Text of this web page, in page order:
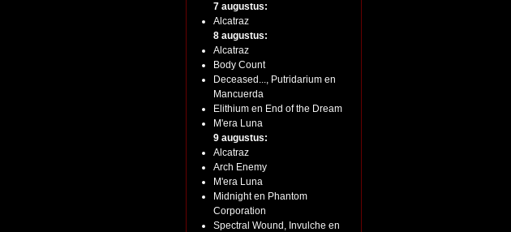
7 augustus:
Alcatraz
8 augustus:
Alcatraz
Body Count
Deceased..., Putridarium en
Mancuerda
Elithium en End of the Dream
M'era Luna
9 augustus:
Alcatraz
Arch Enemy
M'era Luna
Midnight en Phantom
Corporation
Spectral Wound, Invulche en